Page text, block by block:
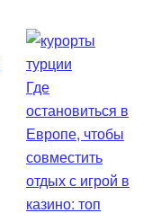
Где
остановиться в
Европе, чтобы
совместить
отдых с игрой в
казино: топ